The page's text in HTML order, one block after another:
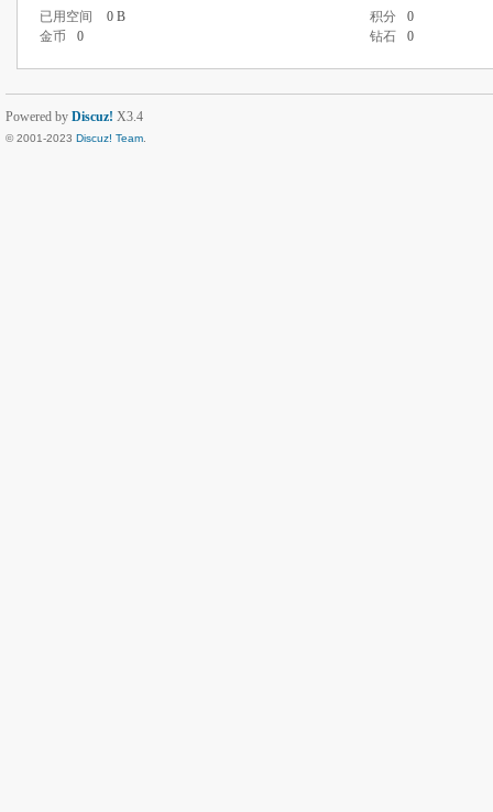
已用空间
0 B 积分
0
金币
0 钻石 0
Powered by Discuz! X3.4
© 2001-2023 Discuz! Team